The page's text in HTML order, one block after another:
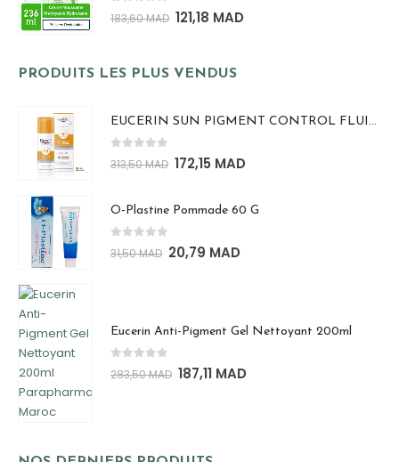
out of 5
183,60MAD 121,18 MAD
PRODUITS LES PLUS VENDUS
EUCERIN SUN PIGMENT CONTROL FLUIDE SPF50+ 50ml
out of 5
313,50MAD 172,15 MAD
O-Plastine Pommade 60 G
out of 5
31,50MAD 20,79 MAD
Eucerin Anti-Pigment Gel Nettoyant 200ml
out of 5
283,50MAD 187,11 MAD